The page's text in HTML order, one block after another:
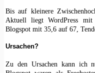
Bis auf kleinere
Aktuell liegt WordPress
Blogspot mit 35,6 auf 67,
Ursachen?
Zu den Ursachen kann ich